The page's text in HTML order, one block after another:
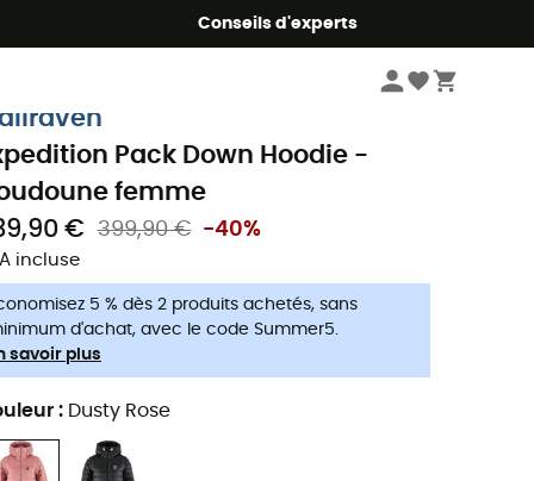
Conseils d'experts
Pack Down Hoodie -
femme
€
399,90 € -40%
incluse
5 % dès 2 produits achetés, sans
d'achat, avec le code Summer5.
savoir plus
: Dusty Rose